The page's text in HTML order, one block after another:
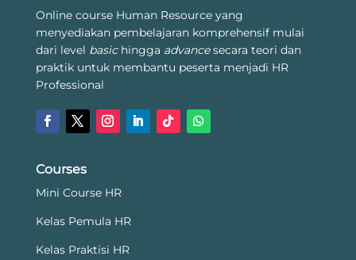
Online course Human Resource yang
menyediakan pembelajaran komprehensif mulai
dari level basichingga advancesecara teori dan
praktik untuk membantu peserta menjadi HR
Professional
Courses
Mini Course HR
Kelas Pemula HR
Kelas Praktisi HR